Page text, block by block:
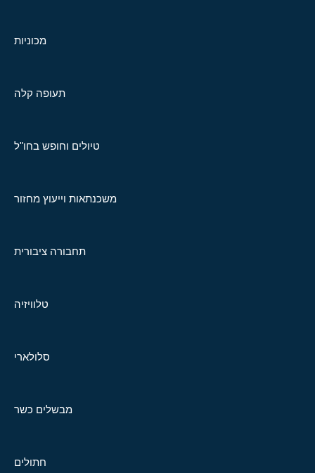
מכוניות
תעופה קלה
טיולים וחופש בחו"ל
משכנתאות וייעוץ מחזור
תחבורה ציבורית
טלוויזיה
סלולארי
מבשלים כשר
חתולים